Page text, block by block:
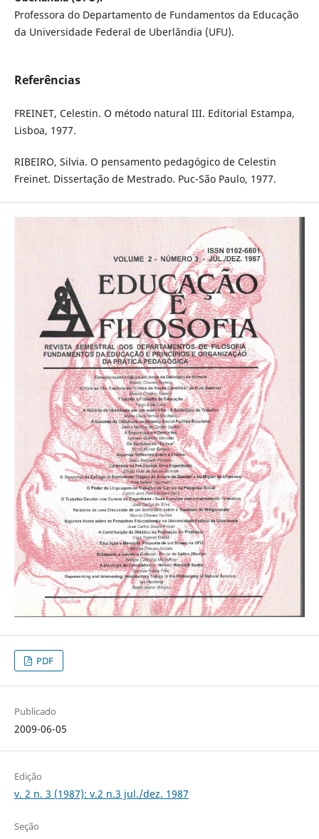
Professora do Departamento de Fundamentos da Educação
da Universidade Federal de Uberlândia (UFU).
Referências
FREINET, Celestin. O método natural III. Editorial Estampa,
Lisboa, 1977.
RIBEIRO, Silvia. O pensamento pedagógico de Celestin
Freinet. Dissertação de Mestrado. Puc-São Paulo, 1977.
PDF
Publicado
2009-06-05
Edição
v. 2 n. 3 (1987): v.2 n.3 jul./dez. 1987
Seção